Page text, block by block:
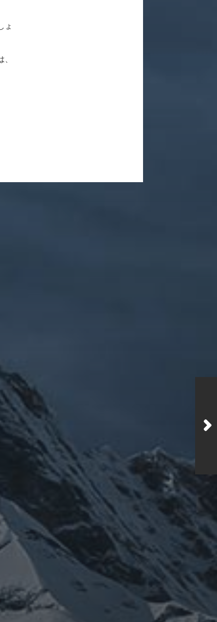
ょ
の息吹」 メルマガ【身体と宇宙と】
時事問題 未分類
宙 陰陽五行論 雑記
ウイルス チェルノブイリ ネパー
政治
新型コロナウイ
龍神